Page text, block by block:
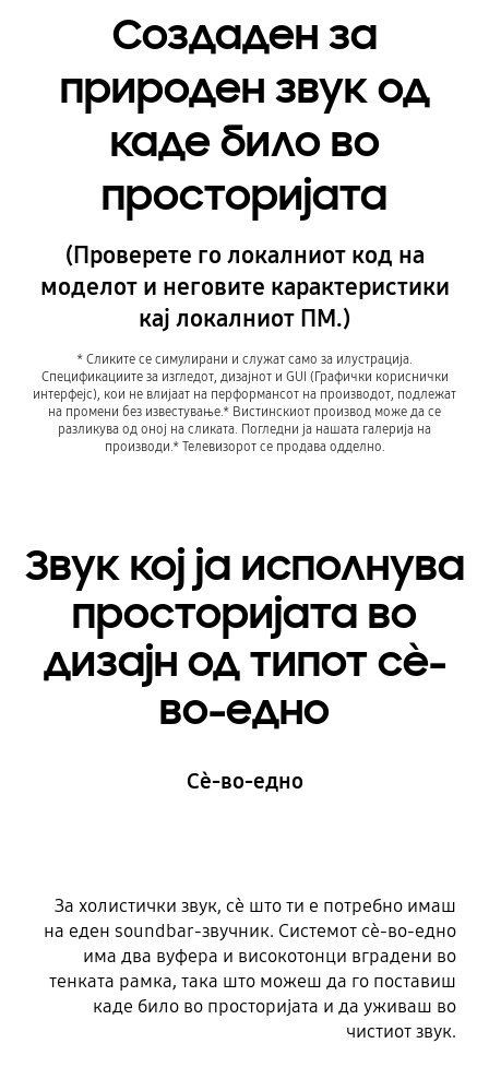
Создаден за
природен звук од
каде било во
просторијата
(Проверете го локалниот код на
моделот и неговите карактеристики
кај локалниот ПМ.)
* Сликите се симулирани и служат само за илустрација.
Спецификациите за изгледот, дизајнот и GUI (Графички кориснички
интерфејс), кои не влијаат на перформансот на производот, подлежат
на промени без известување.* Вистинскиот производ може да се
разликува од оној на сликата. Погледни ја нашата галерија на
производи.* Телевизорот се продава одделно.
Звук кој ја исполнува
просторијата во
дизајн од типот сѐ-
во-едно
Сѐ-во-едно
За холистички звук, сѐ што ти е потребно имаш
на еден soundbar-звучник. Системот сѐ-во-едно
има два вуфера и високотонци вградени во
тенката рамка, така што можеш да го поставиш
каде било во просторијата и да уживаш во
чистиот звук.